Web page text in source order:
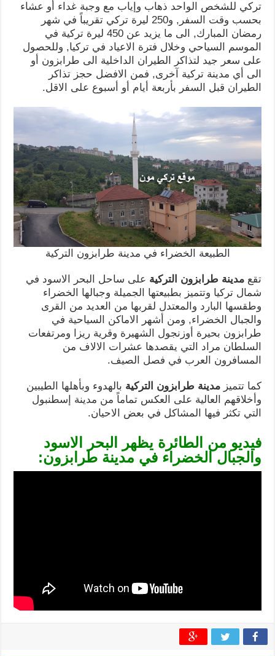
تركي للشخص الواحد ذهاب وإياب مع وجبة غداء أو عشاء
بحسب وقت السفر, و250 ليرة تركي تقريباً في شهر
رمضان المبارك, الى ما يزيد عن 450 ليرة تركية في
الموسم السياحي وخلال فترة الاعياد في تركيا, وللحصول
على سعر جيد لتذاكر الطيران الداخلية الى طرابزون أو
الى أي مدينة تركية آخرى, فمن الافضل حجز تذاكر
الطيران قبل السفر بأربعة أيام أو أسبوع على الاقل.
الطبيعة الخضراء في مدينة طرابزون التركية
تقعمدينة طرابزون التركية على ساحل البحر الاسود في
شمال تركيا وتتميز بطبيعتها الجميلة وجبالها الخضراء
وطقسها البارد والمعتدل لقربها من العديد من القرى
والجبال الخضراء, ومن أشهر الاماكن السياحية في
طرابزون بحيرة أوزنجول الشهيرة وقرية ريزا ومرتفعات
السلطان مراد التي يقصدها عشرات الالاف من
المسافرون العرب في فصل الصيف.
كما تتميزمدينة طرابزون التركية بالهدوء وبأهلها الطيبين
وأخلاقهم العالية على العكس تماماً من مدينة إسطنبول
التي تكثر فيها المشاكل في بعض الاحيان.
فيديو من الطائرة يظهر البحر الاسود
والجبال الخضراء في مدينة طرابزون: